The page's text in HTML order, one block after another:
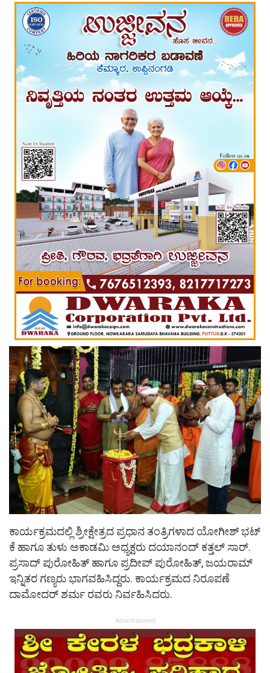
ಕಾರ್ಯಕ್ರಮದಲ್ಲಿ ಶ್ರೀಕ್ಷೇತ್ರದ ಪ್ರಧಾನ ತಂತ್ರಿಗಳಾದ ಯೋಗೀಶ್ ಭಟ್
ಕೆ ಹಾಗೂ ತುಳು ಅಕಾಡಮಿ ಅಧ್ಯಕ್ಷರು ದಯಾನಂದ್ ಕತ್ತಲ್ ಸಾರ್.
ಪ್ರಸಾದ್ ಪುರೋಹಿತ್ ಹಾಗೂ ಪ್ರದೀಪ್ ಪುರೋಹಿತ್, ಜಯರಾಮ್
ಇನ್ನಿತರ ಗಣ್ಯರು ಭಾಗವಹಿಸಿದ್ದರು. ಕಾರ್ಯಕ್ರಮದ ನಿರೂಪಣೆ
ದಾಮೋದರ್ ಶರ್ಮ ರವರು ನಿರ್ವಹಿಸಿದರು.
Advertisement